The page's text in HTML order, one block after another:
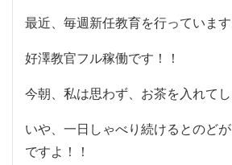
最近、毎週新任教育を行っています
好澤教官フル稼働です！！
今朝、私は思わず、お茶を入れてし
いや、一日しゃべり続けるとのど
ですよ！！